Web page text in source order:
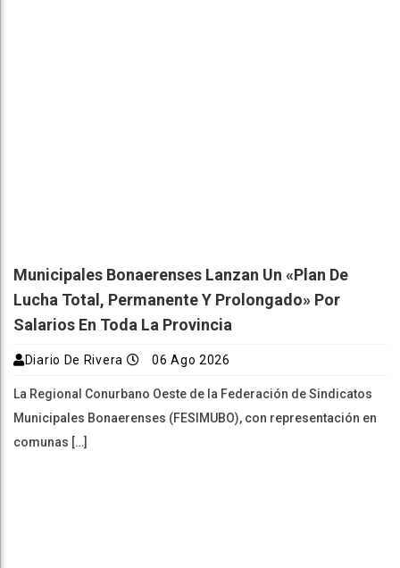
Municipales Bonaerenses Lanzan Un «plan De
Lucha Total, Permanente Y Prolongado» Por
Salarios En Toda La Provincia
Diario De Rivera 06 Ago 2026
La Regional Conurbano Oeste de la Federación de Sindicatos
Municipales Bonaerenses (FESIMUBO), con representación en
comunas […]